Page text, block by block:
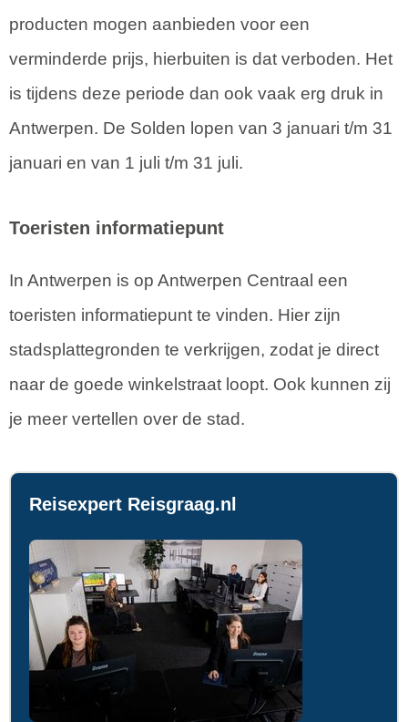
producten mogen aanbieden voor een
verminderde prijs, hierbuiten is dat verboden. Het
is tijdens deze periode dan ook vaak erg druk in
Antwerpen. De Solden lopen van 3 januari t/m 31
januari en van 1 juli t/m 31 juli.
Toeristen informatiepunt
In Antwerpen is op Antwerpen Centraal een
toeristen informatiepunt te vinden. Hier zijn
stadsplattegronden te verkrijgen, zodat je direct
naar de goede winkelstraat loopt. Ook kunnen zij
je meer vertellen over de stad.
Reisexpert Reisgraag.nl